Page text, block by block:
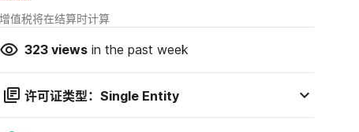
增值税将在结算时计算
323viewsin the past week
许可证类型：Single Entity